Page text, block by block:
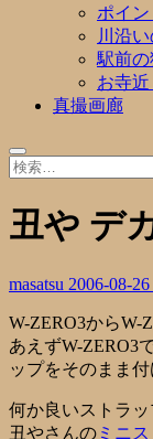
ポイ
川沿
駅前の
お寺
真撮画廊
丑や デ
masatsu 2006-08-
W-ZERO3からW-
あえずW-ZERO3
ップをそのまま
何か良いストラッ
丑やさんの ミニ